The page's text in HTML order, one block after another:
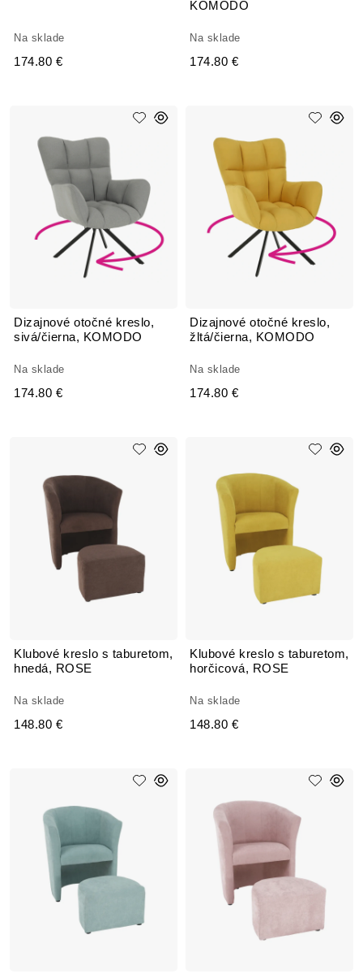
Na sklade
174.80 €
KOMODO
Na sklade
174.80 €
Dizajnové otočné kreslo,
sivá/čierna, KOMODO
Na sklade
174.80 €
Dizajnové otočné kreslo,
žltá/čierna, KOMODO
Na sklade
174.80 €
Klubové kreslo s taburetom,
hnedá, ROSE
Na sklade
148.80 €
Klubové kreslo s taburetom,
horčicová, ROSE
Na sklade
148.80 €